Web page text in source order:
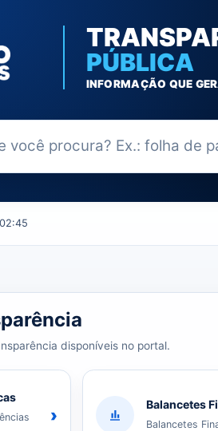
PÚBLICA
INFORMAÇÃO QUE
da Transparência
de dados.
disponíveis no portal.
›
Balancetes
Balancetes